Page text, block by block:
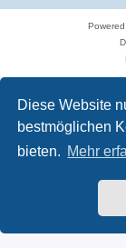
Diese Website
bestmöglichen
bieten. Mehr